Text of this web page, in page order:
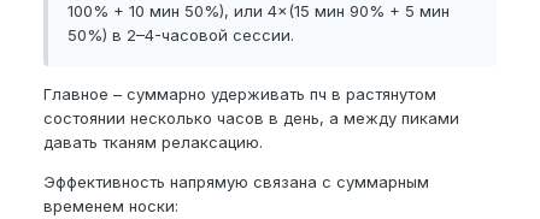
100% + 10 мин 50%), или 4×(15 мин 90% + 5 мин
50%) в 2–4-часовой сессии.
Главное – суммарно удерживать пч в растянутом
состоянии несколько часов в день, а между пиками
давать тканям релаксацию.
Эффективность напрямую связана с суммарным
временем носки: